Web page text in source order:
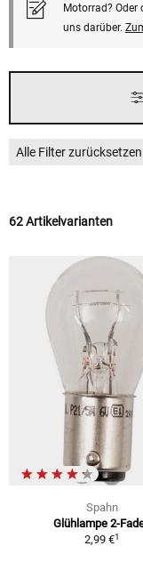
Motorrad? Oder
uns darüber.
Alle Filter zurücksetzen
62 Artikelvarianten
Spahn
Glühlampe 2-
2,99 €1